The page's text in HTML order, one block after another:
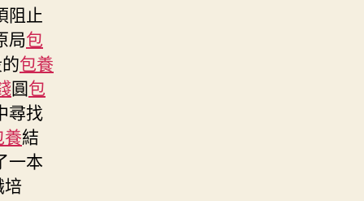
阻止
局包
包養
圓包
尋找
養結
一本
培